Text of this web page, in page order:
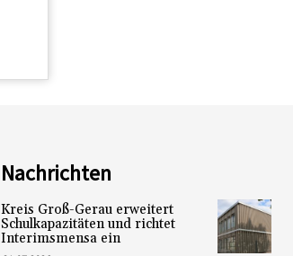
Nachrichten
Kreis Groß-Gerau erweitert
Schulkapazitäten und richtet
Interimsmensa ein